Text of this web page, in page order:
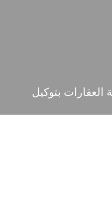
العقارات بتوكيل